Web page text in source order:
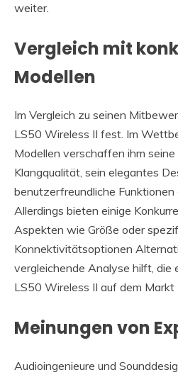
weiter.
Vergleich mit
Modellen
Im Vergleich zu seinen
LS50 Wireless II fest. Im
Modellen verschaffen ihm seine
Klangqualität, sein elegantes
benutzerfreundliche
Allerdings bieten einige
Aspekten wie Größe oder
Konnektivitätsoptionen
vergleichende Analyse hilft, die
LS50 Wireless II auf dem Markt
Meinungen von
Audioingenieure und